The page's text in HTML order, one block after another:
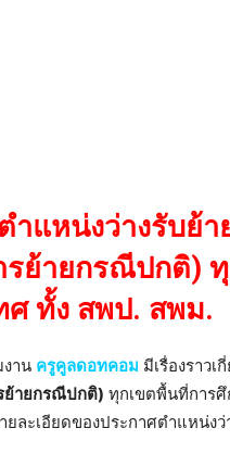
ำแหน่งว่างรับย้
รย้ายกรณีปกติ)
ศ ทั้ง สพป. สพม.
าน ครูคูลดอทคอม มีเรื่องราวเ
ย้ายกรณีปกติ) ทุกเขตพื้นที่การ
ละเอียดของประกาศตำแหน่ง